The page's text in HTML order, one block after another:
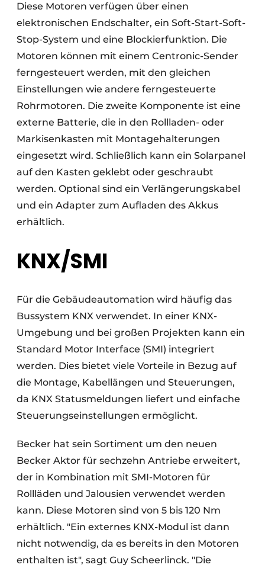
Diese Motoren verfügen über einen
elektronischen Endschalter, ein Soft-Start-Soft-
Stop-System und eine Blockierfunktion. Die
Motoren können mit einem Centronic-Sender
ferngesteuert werden, mit den gleichen
Einstellungen wie andere ferngesteuerte
Rohrmotoren. Die zweite Komponente ist eine
externe Batterie, die in den Rollladen- oder
Markisenkasten mit Montagehalterungen
eingesetzt wird. Schließlich kann ein Solarpanel
auf den Kasten geklebt oder geschraubt
werden. Optional sind ein Verlängerungskabel
und ein Adapter zum Aufladen des Akkus
erhältlich.
KNX/SMI
Für die Gebäudeautomation wird häufig das
Bussystem KNX verwendet. In einer KNX-
Umgebung und bei großen Projekten kann ein
Standard Motor Interface (SMI) integriert
werden. Dies bietet viele Vorteile in Bezug auf
die Montage, Kabellängen und Steuerungen,
da KNX Statusmeldungen liefert und einfache
Steuerungseinstellungen ermöglicht.
Becker hat sein Sortiment um den neuen
Becker Aktor für sechzehn Antriebe erweitert,
der in Kombination mit SMI-Motoren für
Rollläden und Jalousien verwendet werden
kann. Diese Motoren sind von 5 bis 120 Nm
erhältlich. "Ein externes KNX-Modul ist dann
nicht notwendig, da es bereits in den Motoren
enthalten ist", sagt Guy Scheerlinck. "Die